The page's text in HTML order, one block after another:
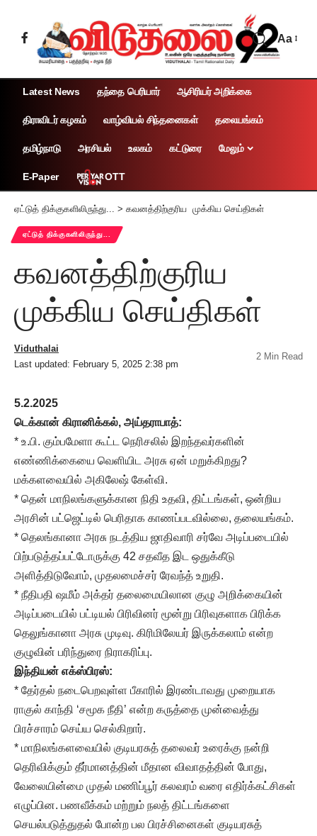
Aa
Latest News தந்தை பெரியார் ஆசிரியர் அறிக்கை
திராவிடர் கழகம் வாழ்வியல் சிந்தனைகள் தலையங்கம்
தமிழ்நாடு அரசியல் உலகம் கட்டுரை மேலும்
E-Paper OTT
ஏட்டுத் திக்குகளிலிருந்து... > கவனத்திற்குரிய முக்கிய செய்திகள்
ஏட்டுத் திக்குகளிலிருந்து...
கவனத்திற்குரிய
முக்கிய செய்திகள்
Last updated: February 5, 2025 2:38 pm
Viduthalai
2 Min Read
5.2.2025
டெக்கான் கிரானிக்கல், அய்தராபாத்:
* உ.பி. கும்பமேளா கூட்ட நெரிசலில் இறந்தவர்களின்
எண்ணிக்கையை வெளியிட அரசு ஏன் மறுக்கிறது?
மக்களவையில் அகிலேஷ் கேள்வி.
* தென் மாநிலங்களுக்கான நிதி உதவி, திட்டங்கள், ஒன்றிய
அரசின் பட்ஜெட்டில் பெரிதாக காணப்படவில்லை, தலையங்கம்.
* தெலங்கானா அரசு நடத்திய ஜாதிவாரி சர்வே அடிப்படையில்
பிற்படுத்தப்பட்டோருக்கு 42 சதவீத இட ஒதுக்கீடு
அளித்திடுவோம், முதலமைச்சர் ரேவந்த் உறுதி.
* நீதிபதி ஷமீம் அக்தர் தலைமையிலான குழு அறிக்கையின்
அடிப்படையில் பட்டியல் பிரிவினர் மூன்று பிரிவுகளாக பிரிக்க
தெலுங்கானா அரசு முடிவு. கிரிமிலேயர் இருக்கலாம் என்ற
குழுவின் பரிந்துரை நிராகரிப்பு.
இந்தியன் எக்ஸ்பிரஸ்:
* தேர்தல் நடைபெறவுள்ள பீகாரில் இரண்டாவது முறையாக
ராகுல் காந்தி ‘சமூக நீதி’ என்ற கருத்தை முன்வைத்து
பிரச்சாரம் செய்ய செல்கிறார்.
* மாநிலங்களவையில் குடியரசுத் தலைவர் உரைக்கு நன்றி
தெரிவிக்கும் தீர்மானத்தின் மீதான விவாதத்தின் போது,
வேலையின்மை முதல் மணிப்பூர் கலவரம் வரை எதிர்க்கட்சிகள்
எழுப்பின. பணவீக்கம் மற்றும் நலத் திட்டங்களை
செயல்படுத்துதல் போன்ற பல பிரச்சினைகள் குடியரசுத்